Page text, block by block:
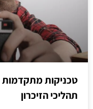
טכניקות מתקדמות
תהליכי הזיכרון